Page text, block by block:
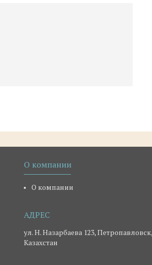
О компании
О компании
ул. Н. Назарбаева 123, Петропавловск,
Казахстан